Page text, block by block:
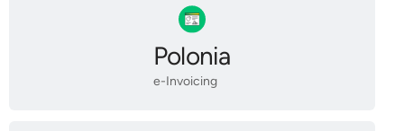
Polonia
e-Invoicing